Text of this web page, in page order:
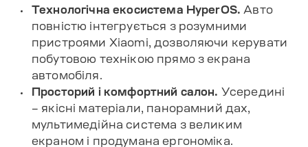
Технологічна екосистема HyperOS. Авто
повністю інтегрується з розумними
пристроями Xiaomi, дозволяючи керувати
побутовою технікою прямо з екрана
автомобіля.
Просторий і комфортний салон. Усередині
– якісні матеріали, панорамний дах,
мультимедійна система з великим
екраном і продумана ергономіка.